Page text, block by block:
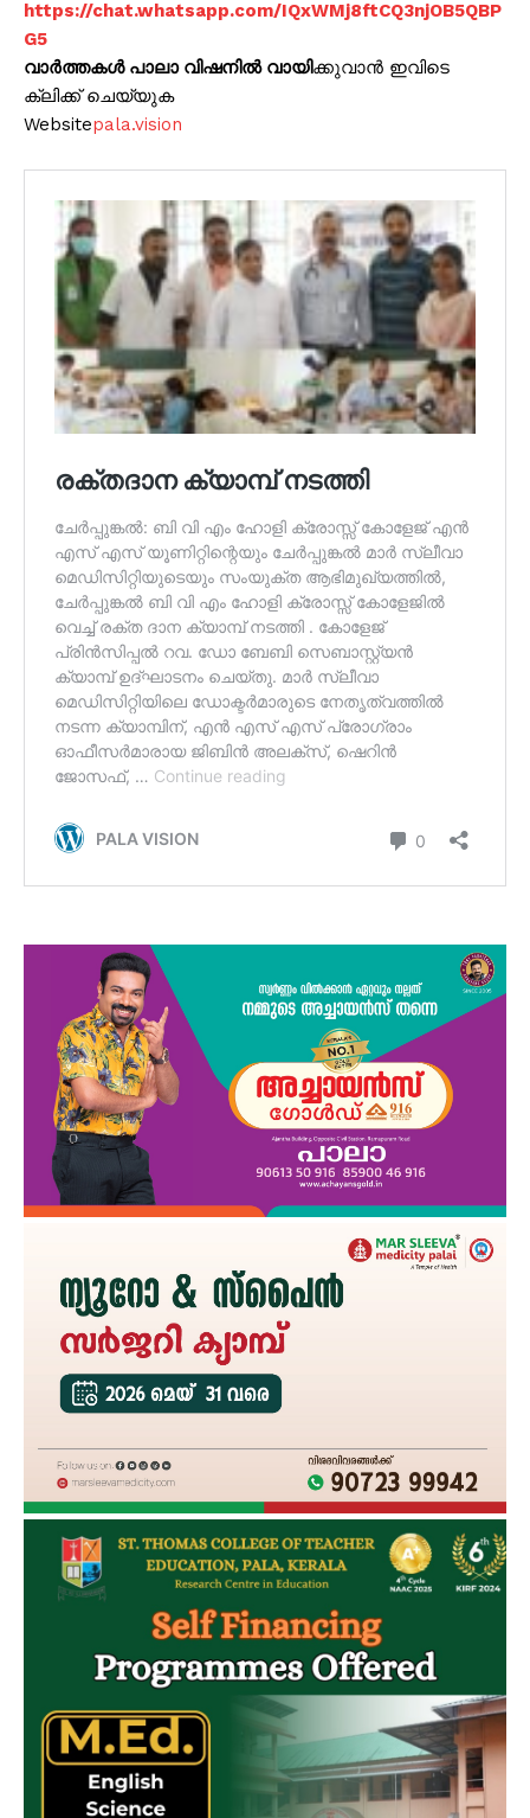
https://chat.whatsapp.com/IQxWMj8ftCQ3njOB5QBP
G5
വാർത്തകൾ പാലാ വിഷനിൽ വായിക്കുവാൻ ഇവിടെ
ക്ലിക്ക് ചെയ്യുക
Websitepala.vision